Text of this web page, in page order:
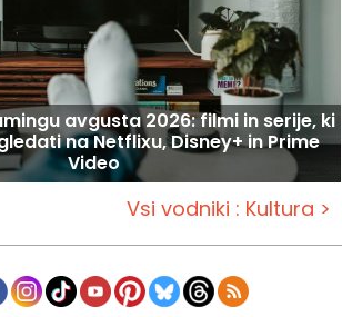
avgusta 2026: filmi in serije, ki
na Netflixu, Disney+ in Prime
Video
Vsi vodniki : Kultura >